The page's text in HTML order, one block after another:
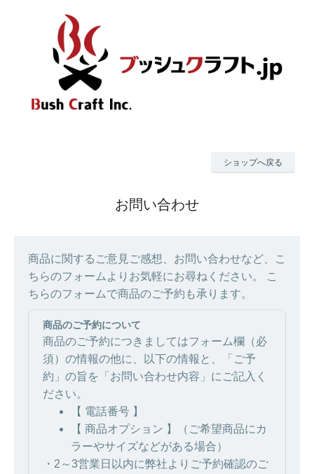
ショップへ戻る
お問い合わせ
商品に関するご意見ご感想、お問い合わせなど、こ
ちらのフォームよりお気軽にお尋ねください。 こ
ちらのフォームで商品のご予約も承ります。
商品のご予約について
商品のご予約につきましてはフォーム欄（必
須）の情報の他に、以下の情報と、「ご予
約」の旨を「お問い合わせ内容」にご記入く
ださい。
【 電話番号 】
【 商品オプション 】（ご希望商品にカ
ラーやサイズなどがある場合）
・2～3営業日以内に弊社よりご予約確認のご